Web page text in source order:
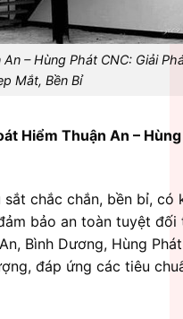
– Hùng Phát CNC: Giải
Mắt, Bền Bỉ
Hiểm Thuận An –
chắc chắn, bền bỉ, có
bảo an toàn tuyệt
Bình Dương, Hùng
đáp ứng các tiêu